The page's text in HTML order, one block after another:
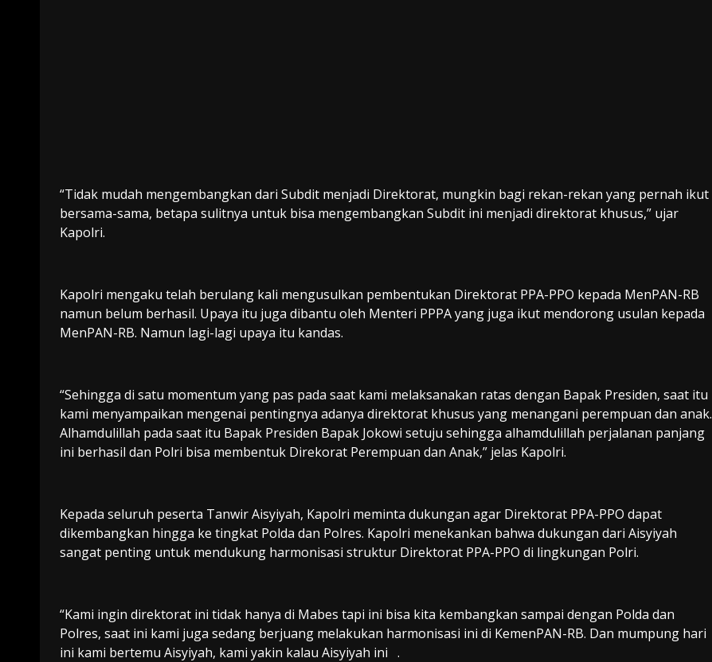
“Tidak mudah mengembangkan dari Subdit menjadi Direktorat, mungkin bagi rekan-rekan yang pernah ikut
bersama-sama, betapa sulitnya untuk bisa mengembangkan Subdit ini menjadi direktorat khusus,” ujar
Kapolri.
Kapolri mengaku telah berulang kali mengusulkan pembentukan Direktorat PPA-PPO kepada MenPAN-RB
namun belum berhasil. Upaya itu juga dibantu oleh Menteri PPPA yang juga ikut mendorong usulan kepada
MenPAN-RB. Namun lagi-lagi upaya itu kandas.
“Sehingga di satu momentum yang pas pada saat kami melaksanakan ratas dengan Bapak Presiden, saat itu
kami menyampaikan mengenai pentingnya adanya direktorat khusus yang menangani perempuan dan anak.
Alhamdulillah pada saat itu Bapak Presiden Bapak Jokowi setuju sehingga alhamdulillah perjalanan panjang
ini berhasil dan Polri bisa membentuk Direkorat Perempuan dan Anak,” jelas Kapolri.
Kepada seluruh peserta Tanwir Aisyiyah, Kapolri meminta dukungan agar Direktorat PPA-PPO dapat
dikembangkan hingga ke tingkat Polda dan Polres. Kapolri menekankan bahwa dukungan dari Aisyiyah
sangat penting untuk mendukung harmonisasi struktur Direktorat PPA-PPO di lingkungan Polri.
“Kami ingin direktorat ini tidak hanya di Mabes tapi ini bisa kita kembangkan sampai dengan Polda dan
Polres, saat ini kami juga sedang berjuang melakukan harmonisasi ini di KemenPAN-RB. Dan mumpung hari
ini kami bertemu Aisyiyah, kami yakin kalau Aisyiyah ini .